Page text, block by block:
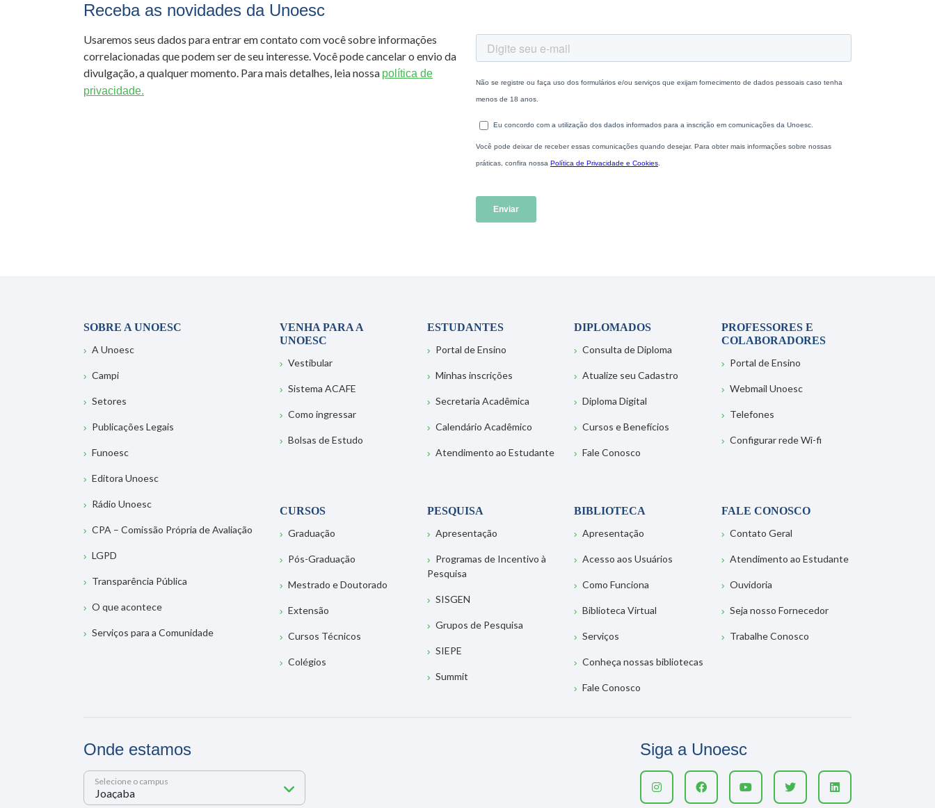
Receba as novidades da Unoesc
Usaremos seus dados para entrar em contato com você sobre informações
correlacionadas que podem ser de seu interesse. Você pode cancelar o envio da
divulgação, a qualquer momento. Para mais detalhes, leia nossa política de
privacidade.
SOBRE A UNOESC
A Unoesc
Campi
Setores
Publicações Legais
Funoesc
Editora Unoesc
Rádio Unoesc
CPA – Comissão Própria de Avaliação
LGPD
Transparência Pública
O que acontece
Serviços para a Comunidade
VENHA PARA A
UNOESC
Vestibular
Sistema ACAFE
Como ingressar
Bolsas de Estudo
ESTUDANTES
Portal de Ensino
Minhas inscrições
Secretaria Acadêmica
Calendário Acadêmico
Atendimento ao Estudante
DIPLOMADOS
Consulta de Diploma
Atualize seu Cadastro
Diploma Digital
Cursos e Benefícios
Fale Conosco
PROFESSORES E
COLABORADORES
Portal de Ensino
Webmail Unoesc
Telefones
Configurar rede Wi-fi
CURSOS
Graduação
Pós-Graduação
Mestrado e Doutorado
Extensão
Cursos Técnicos
Colégios
PESQUISA
Apresentação
Programas de Incentivo à
Pesquisa
SISGEN
Grupos de Pesquisa
SIEPE
Summit
BIBLIOTECA
Apresentação
Acesso aos Usuários
Como Funciona
Biblioteca Virtual
Serviços
Conheça nossas bibliotecas
Fale Conosco
FALE CONOSCO
Contato Geral
Atendimento ao Estudante
Ouvidoria
Seja nosso Fornecedor
Trabalhe Conosco
Onde estamos
Selecione o campus
Siga a Unoesc